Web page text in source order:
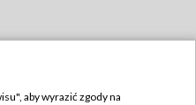
aby wyrazić zgody na